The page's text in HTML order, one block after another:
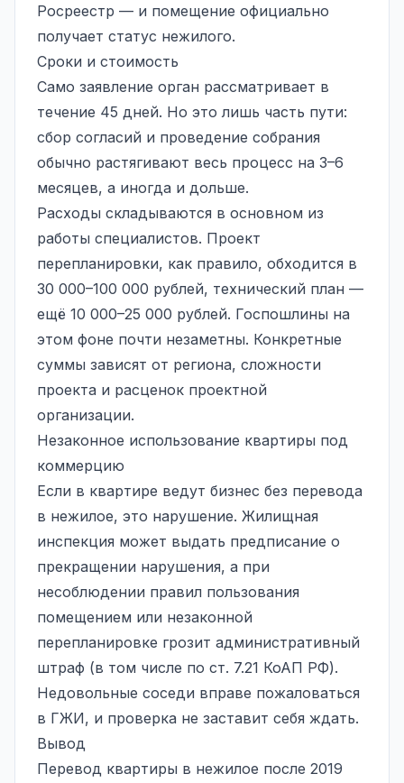
Росреестр — и помещение официально
получает статус нежилого.
Сроки и стоимость
Само заявление орган рассматривает в
течение 45 дней. Но это лишь часть пути:
сбор согласий и проведение собрания
обычно растягивают весь процесс на 3–6
месяцев, а иногда и дольше.
Расходы складываются в основном из
работы специалистов. Проект
перепланировки, как правило, обходится в
30 000–100 000 рублей, технический план —
ещё 10 000–25 000 рублей. Госпошлины на
этом фоне почти незаметны. Конкретные
суммы зависят от региона, сложности
проекта и расценок проектной
организации.
Незаконное использование квартиры под
коммерцию
Если в квартире ведут бизнес без перевода
в нежилое, это нарушение. Жилищная
инспекция может выдать предписание о
прекращении нарушения, а при
несоблюдении правил пользования
помещением или незаконной
перепланировке грозит административный
штраф (в том числе по ст. 7.21 КоАП РФ).
Недовольные соседи вправе пожаловаться
в ГЖИ, и проверка не заставит себя ждать.
Вывод
Перевод квартиры в нежилое после 2019